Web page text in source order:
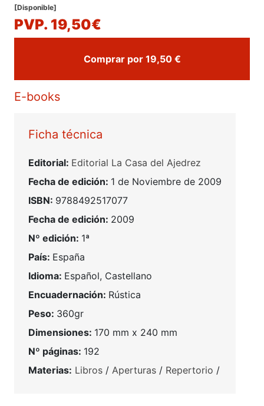
[Disponible]
PVP. 19,50€
Comprar por 19,50 €
E-books
Ficha técnica
Editorial: Editorial La Casa del Ajedrez
Fecha de edición: 1 de Noviembre de 2009
ISBN: 9788492517077
Fecha de edición: 2009
Nº edición: 1ª
País: España
Idioma: Español, Castellano
Encuadernación: Rústica
Peso: 360gr
Dimensiones: 170 mm x 240 mm
Nº páginas: 192
Materias: Libros / Aperturas / Repertorio /